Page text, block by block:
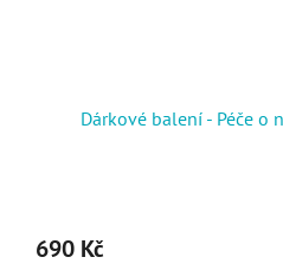
Dárkové balení - Péče o
690 Kč